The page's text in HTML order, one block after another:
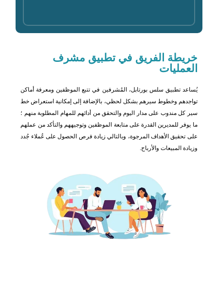
خريطة الفريق في تطبيق مشرف
العمليات
يُساعد تطبيق سلس بورتابل، المُشرفين في تتبع الموظفين ومعرفة أماكن
تواجدهم وخطوط سيرهم بشكل لحظي، بالإضافة إلى إمكانية استعراض خط
سير كل مندوب على مدار اليوم والتحقق من أدائهم للمهام المطلوبة منهم ؛
ما يوفر للمديرين القدرة على متابعة الموظفين وتوجيههم والتأكد من عملهم
على تحقيق الأهداف المرجوة، وبالتالي زيادة فرص الحصول على عُملاء جُدد
وزيادة المبيعات والأرباح.